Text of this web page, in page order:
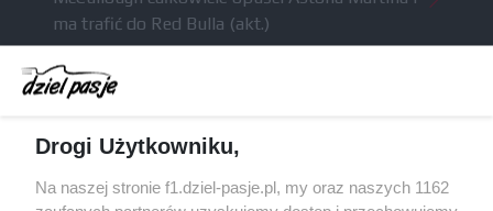
ma trafić do Red Bulla (akt.)
Dochód F1 spadł o 61 procent względem
zeszłego sezonu
algorytmach?
Honda uświadomiła sobie skalę problemów z
Drogi Użytkowniku,
Na naszej stronie f1.dziel-pasje.pl, my oraz naszych 1162